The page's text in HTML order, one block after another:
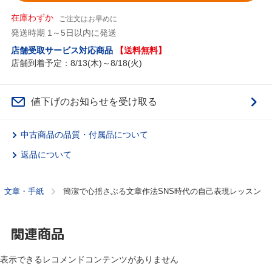
在庫わずか ご注文はお早めに
発送時期 1～5日以内に発送
店舗受取サービス対応商品
【送料無料】
店舗到着予定：8/13(木)～8/18(火)
値下げのお知らせを受け取る
中古商品の品質・付属品について
返品について
文章・手紙 簡潔で心揺さぶる文章作法SNS時代の自己表現レッスン
関連商品
表示できるレコメンドコンテンツがありません